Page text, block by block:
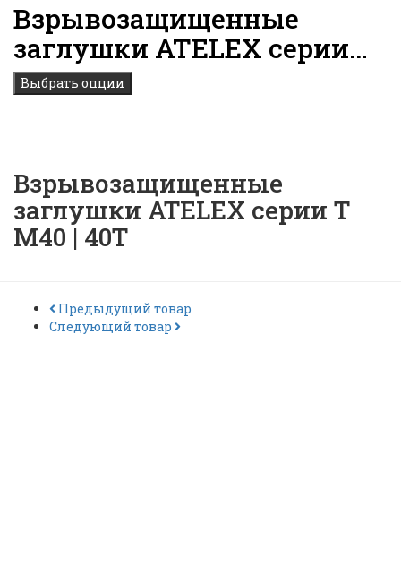
Взрывозащищенные
заглушки ATELEX серии…
Выбрать опции
Взрывозащищенные
заглушки ATELEX серии Т
M40 | 40Т
Предыдущий товар
Следующий товар